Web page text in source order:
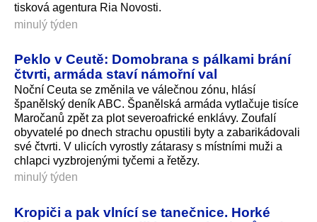
tisková agentura Ria Novosti.
minulý týden
Peklo v Ceutě: Domobrana s pálkami brání
čtvrti, armáda staví námořní val
Noční Ceuta se změnila ve válečnou zónu, hlásí
španělský deník ABC. Španělská armáda vytlačuje tisíce
Maročanů zpět za plot severoafrické enklávy. Zoufalí
obyvatelé po dnech strachu opustili byty a zabarikádovali
své čtvrti. V ulicích vyrostly zátarasy s místními muži a
chlapci vyzbrojenými tyčemi a řetězy.
minulý týden
Kropiči a pak vlnící se tanečnice. Horké